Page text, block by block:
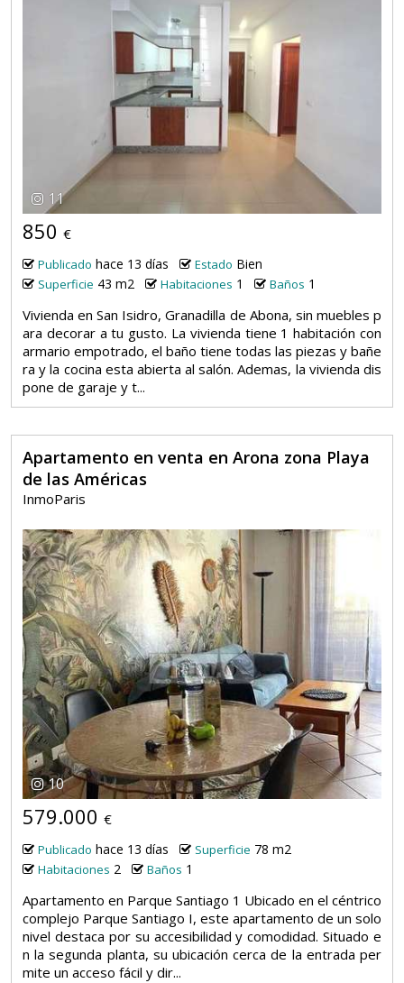
11
850 €
Publicado hace 13 días Estado Bien
Superficie 43 m2 Habitaciones 1 Baños 1
Vivienda en San Isidro, Granadilla de Abona, sin muebles p
ara decorar a tu gusto. La vivienda tiene 1 habitación con
armario empotrado, el baño tiene todas las piezas y bañe
ra y la cocina esta abierta al salón. Ademas, la vivienda dis
pone de garaje y t...
Apartamento en venta en Arona zona Playa
de las Américas
InmoParis
10
579.000 €
Publicado hace 13 días Superficie 78 m2
Habitaciones 2 Baños 1
Apartamento en Parque Santiago 1 Ubicado en el céntrico
complejo Parque Santiago I, este apartamento de un solo
nivel destaca por su accesibilidad y comodidad. Situado e
n la segunda planta, su ubicación cerca de la entrada per
mite un acceso fácil y dir...